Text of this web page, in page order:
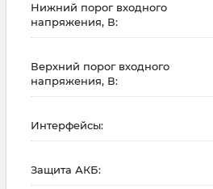
Нижний порог входного
напряжения, В:
Верхний порог входного
напряжения, В:
Интерфейсы:
Защита АКБ: